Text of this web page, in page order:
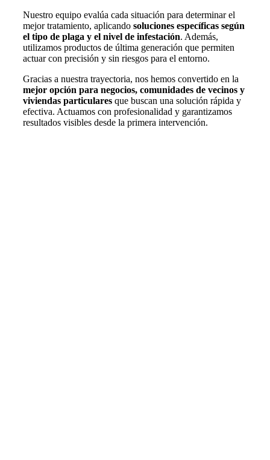
Nuestro equipo evalúa cada situación para determinar el
mejor tratamiento, aplicando soluciones específicas según
el tipo de plaga y el nivel de infestación. Además,
utilizamos productos de última generación que permiten
actuar con precisión y sin riesgos para el entorno.
Gracias a nuestra trayectoria, nos hemos convertido en la
mejor opción para negocios, comunidades de vecinos y
viviendas particulares que buscan una solución rápida y
efectiva. Actuamos con profesionalidad y garantizamos
resultados visibles desde la primera intervención.